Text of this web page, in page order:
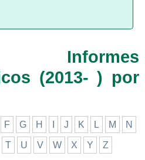
(2013- ) por
F G H J K L M N
T U V W X Y Z